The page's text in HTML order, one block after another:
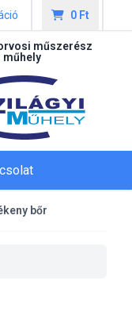
0 Ft
műszerész
műhely
bőr